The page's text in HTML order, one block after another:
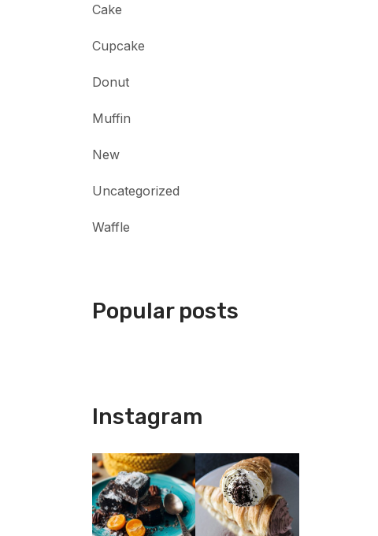
Cake
Cupcake
Donut
Muffin
New
Uncategorized
Waffle
Popular posts
Instagram